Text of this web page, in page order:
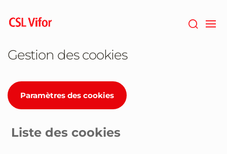
contenu
Gestion des cookies
Paramètres des cookies
Liste des cookies